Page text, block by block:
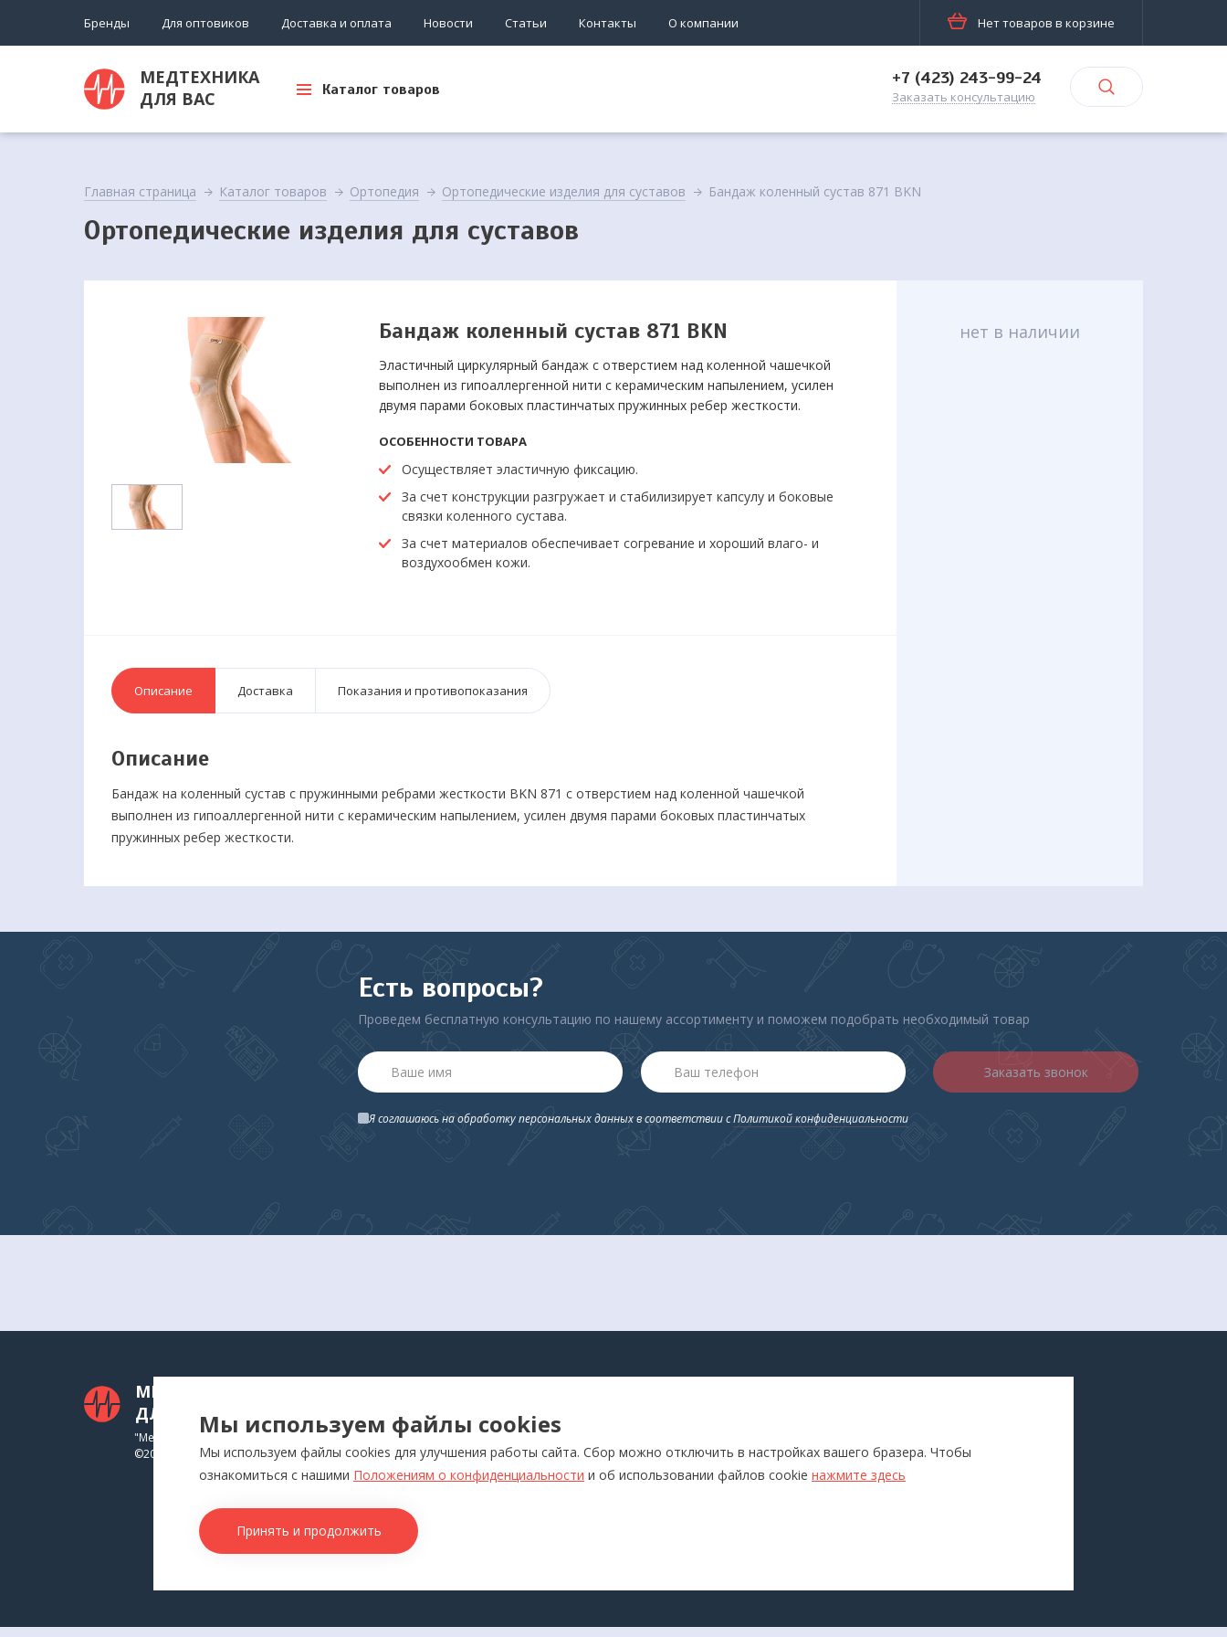
Бренды Для оптовиков Доставка и оплата Новости Статьи Контакты О компании Нет товаров в корзине
МЕДТЕХНИКА
ДЛЯ ВАС
Каталог товаров
+7 (423) 243-99-24
Заказать консультацию
Главная страница Каталог товаров Ортопедия Ортопедические изделия для суставов Бандаж коленный сустав 871 BKN
Ортопедические изделия для суставов
Бандаж коленный сустав 871 BKN
Эластичный циркулярный бандаж с отверстием над коленной чашечкой
выполнен из гипоаллергенной нити с керамическим напылением, усилен
двумя парами боковых пластинчатых пружинных ребер жесткости.
ОСОБЕННОСТИ ТОВАРА
Осуществляет эластичную фиксацию.
За счет конструкции разгружает и стабилизирует капсулу и боковые
связки коленного сустава.
За счет материалов обеспечивает согревание и хороший влаго- и
воздухообмен кожи.
Описание Доставка Показания и противопоказания
Описание
Бандаж на коленный сустав c пружинными ребрами жесткости BKN 871 с отверстием над коленной чашечкой
выполнен из гипоаллергенной нити с керамическим напылением, усилен двумя парами боковых пластинчатых
пружинных ребер жесткости.
нет в наличии
Есть вопросы?
Проведем бесплатную консультацию по нашему ассортименту и поможем подобрать необходимый товар
Заказать звонок
Я соглашаюсь на обработку персональных данных в соответствии сПолитикой конфиденциальности
МЕДТЕХНИКА
ДЛЯ ВАС
"Медтехника для Вас"
©2026
Приборы для самоконтроля
Ингаляторы
Физиотерапевтические аппараты
Аппликаторы
Изделия медназначения
Слуховые аппараты и усилители
звука
Бренды
Мы используем файлы cookies
Мы используем файлы cookies для улучшения работы сайта. Сбор можно отключить в настройках вашего бразера. Чтобы
ознакомиться с нашими Положениям о конфиденциальности и об использовании файлов cookie нажмите здесь
Принять и продолжить